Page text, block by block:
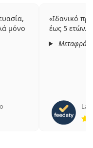
μόνο
από 5
Ιδανικό
έως 5 ετών.